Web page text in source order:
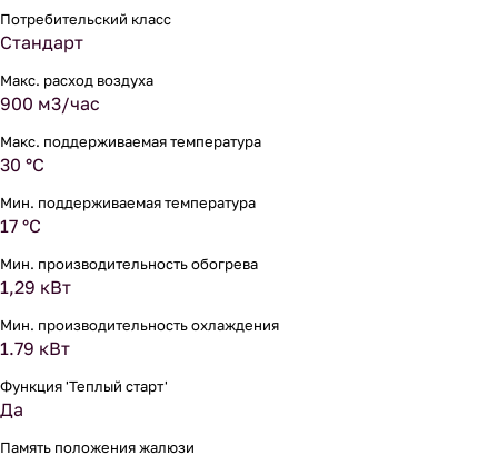
Потребительский класс
Стандарт
Макс. расход воздуха
900 м3/час
Макс. поддерживаемая температура
30 °С
Мин. поддерживаемая температура
17 °С
Мин. производительность обогрева
1,29 кВт
Мин. производительность охлаждения
1.79 кВт
Функция 'Теплый старт'
Да
Память положения жалюзи